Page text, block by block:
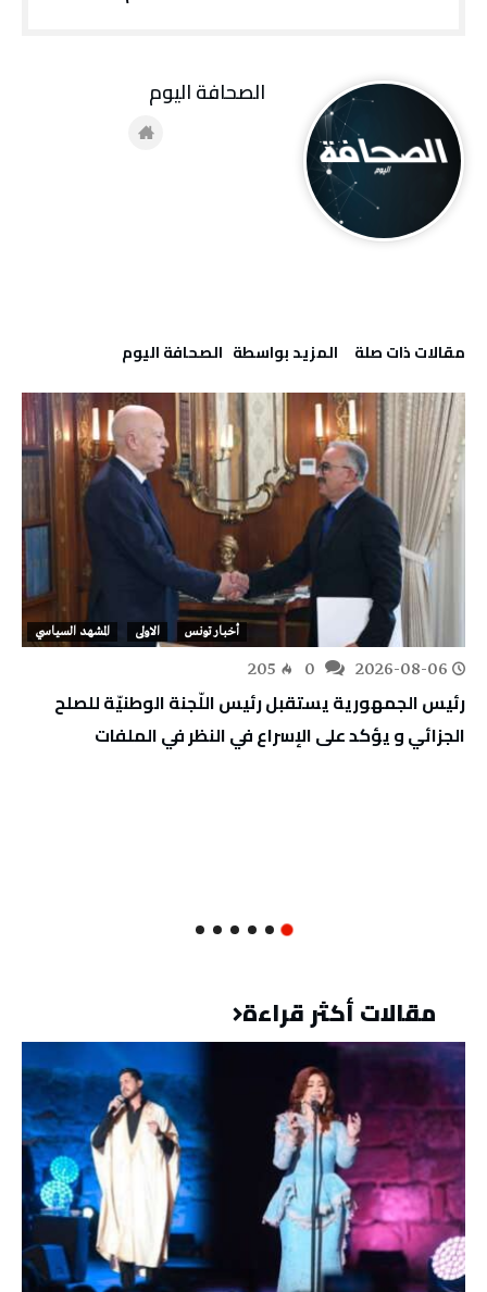
‫مقالات ذات صلة‬ ‫‫المزيد بواسطة‬ ‬ ‭ ‬الصحافة‭ ‬اليوم
أخبار تونس الاولى المشهد السياسي
2026-08-06
205
رئيس الجمهورية يستقبل رئيس اللّجنة الوطنيّة للصلح
الجزائي و يؤكد على الإسراع في النظر في الملفات
مقالات أكثر قراءة